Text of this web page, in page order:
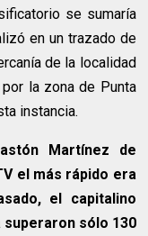
se sumaría
en un trazado de
de la localidad
la zona de Punta
instancia.
Martínez de
el más rápido era
el capitalino
superaron sólo 130